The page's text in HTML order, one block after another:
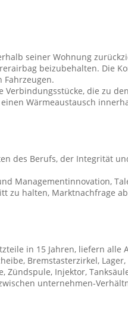
seiner Wohnung
beizubehalten. Die
Fahrzeugen.
die zu
Wärmeaustausch
des Berufs, der Integrität
Managementinnovation,
zu halten, Marktnachfrage
in 15 Jahren, liefern
Bremstasterzirkel,
Injektor,
unternehmen-